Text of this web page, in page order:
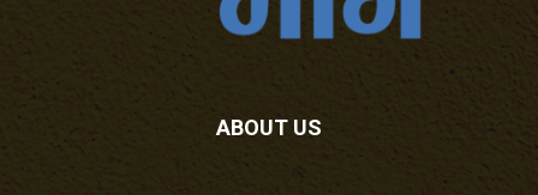
ABOUT US